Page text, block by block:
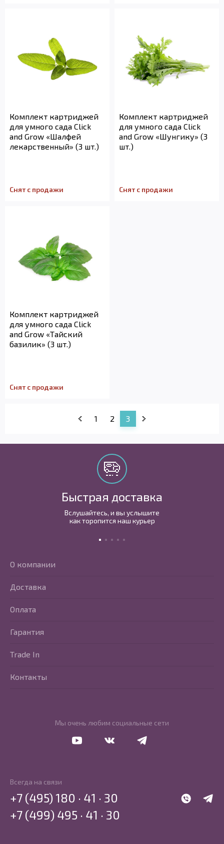
Комплект картриджей
для умного сада Click
and Grow «Шалфей
лекарственный» (3 шт.)
Снят с продажи
Комплект картриджей
для умного сада Click
and Grow «Шунгику» (3
шт.)
Снят с продажи
Комплект картриджей
для умного сада Click
and Grow «Тайский
базилик» (3 шт.)
Снят с продажи
1 2 3
Быстрая доставка
Вслушайтесь, и вы услышите
как торопится наш курьер
Мы очень любим социальные сети
О компании
Доставка
Оплата
Гарантия
Trade In
Контакты
Всегда на связи
WhatsApp
+7 (495) 180 · 41 · 30
+7 (499) 495 · 41 · 30